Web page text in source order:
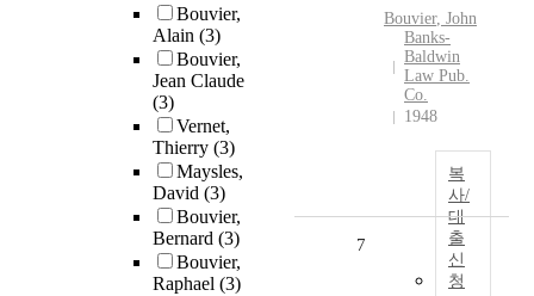
Bouvier,
Alain (3)
Bouvier,
Jean Claude
(3)
Vernet,
Thierry (3)
Maysles,
David (3)
Bouvier,
Bernard (3)
Bouvier,
Raphael (3)
Bouvier, John
Banks-
Baldwin
Law Pub.
Co.
1948
복
사/
대
출
신
청
7